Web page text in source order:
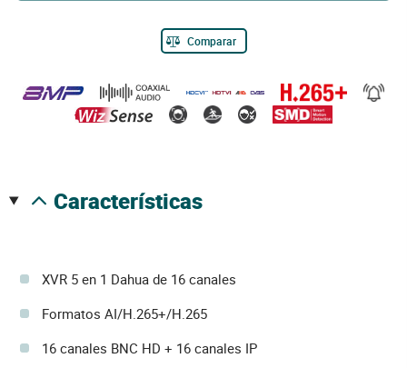
Comparar
características
XVR 5 en 1 Dahua de 16 canales
Formatos AI/H.265+/H.265
16 canales BNC HD + 16 canales IP